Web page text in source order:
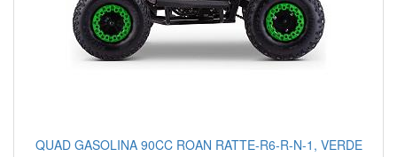
QUAD GASOLINA 90CC ROAN RATTE-R6-R-N-1, VERDE